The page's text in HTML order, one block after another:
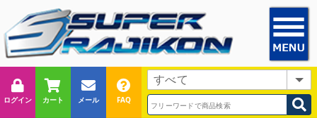
ログイン カート メール FAQ